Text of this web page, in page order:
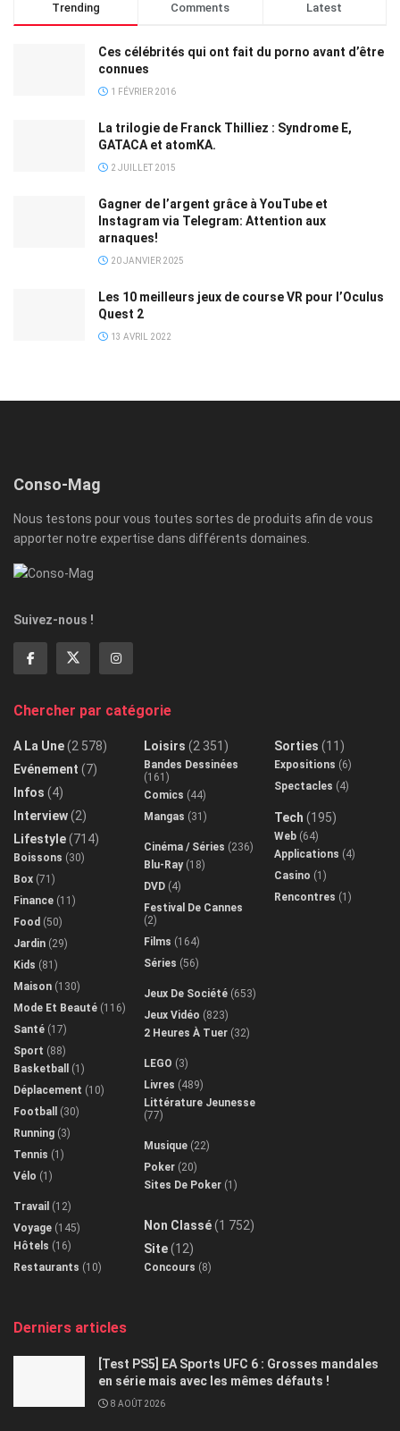
Trending Comments Latest
Ces célébrités qui ont fait du porno avant d’être
connues
1 FÉVRIER 2016
La trilogie de Franck Thilliez : Syndrome E,
GATACA et atomKA.
2 JUILLET 2015
Gagner de l’argent grâce à YouTube et
Instagram via Telegram: Attention aux
arnaques!
20 JANVIER 2025
Les 10 meilleurs jeux de course VR pour l’Oculus
Quest 2
13 AVRIL 2022
Conso-Mag
Nous testons pour vous toutes sortes de produits afin de vous
apporter notre expertise dans différents domaines.
Suivez-nous !
Chercher par catégorie
A La Une(2 578)
Evénement (7)
Infos (4)
Interview(2)
Lifestyle(714)
Boissons (30)
Box (71)
Finance (11)
Food (50)
Jardin (29)
Kids (81)
Maison (130)
Mode Et Beauté (116)
Santé (17)
Sport (88)
Basketball
(1)
Déplacement (10)
Football
(30)
Running (3)
Tennis (1)
Vélo (1)
Travail (12)
Voyage (145)
Hôtels (16)
Restaurants (10)
Loisirs (2 351)
Bandes Dessinées
(161)
Comics (44)
Mangas (31)
Cinéma / Séries (236)
Blu-Ray(18)
DVD (4)
Festival De Cannes
(2)
Films (164)
Séries (56)
Jeux De Société (653)
Jeux Vidéo (823)
2 Heures À Tuer (32)
LEGO (3)
Livres (489)
Littérature Jeunesse
(77)
Musique (22)
Poker (20)
Sites De Poker (1)
Non Classé(1 752)
Site(12)
Concours (8)
Sorties (11)
Expositions (6)
Spectacles (4)
Tech (195)
Web (64)
Applications (4)
Casino (1)
Rencontres (1)
Derniers articles
[Test PS5] EA Sports UFC 6 : Grosses mandales
en série mais avec les mêmes défauts !
8 AOÛT 2026